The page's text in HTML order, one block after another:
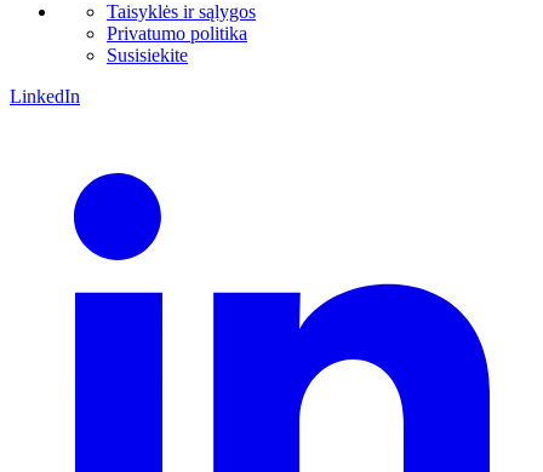
Taisyklės ir sąlygos
Privatumo politika
Susisiekite
LinkedIn